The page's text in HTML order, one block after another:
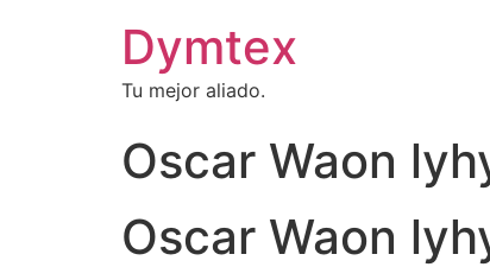
Dymtex
Tu mejor aliado.
Oscar Waon
Oscar Waon